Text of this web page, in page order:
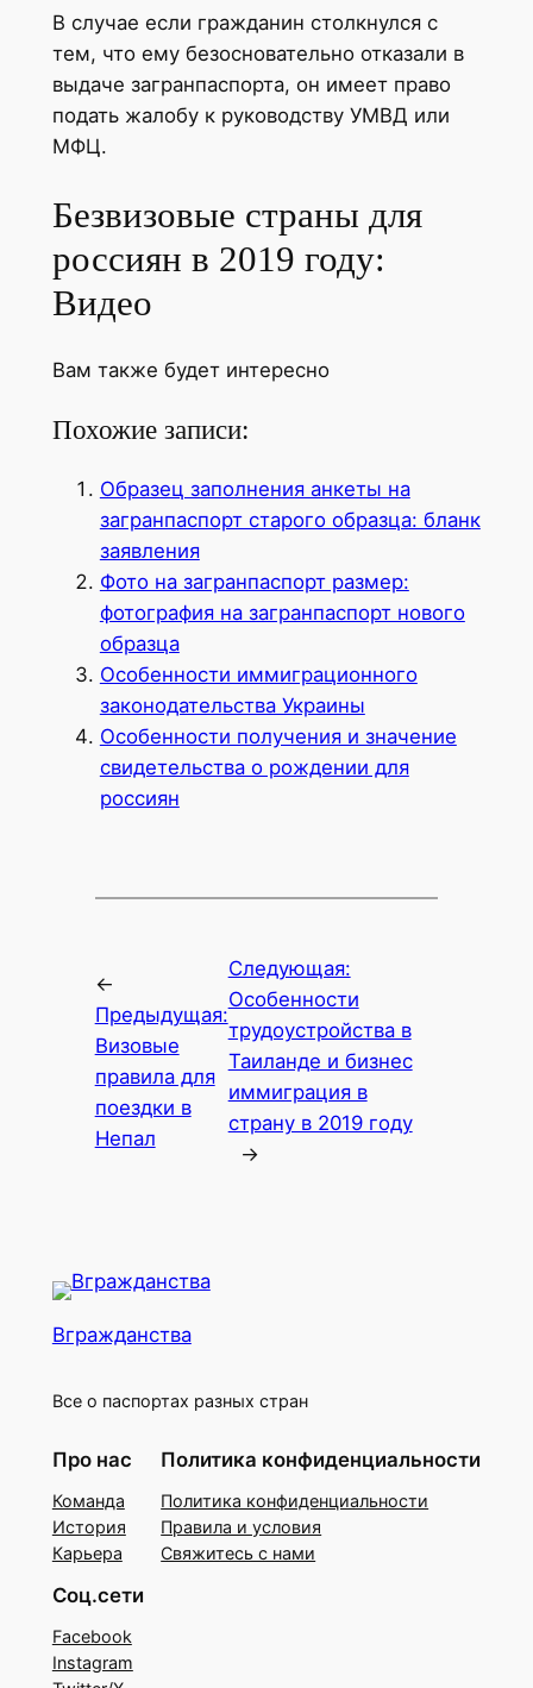
В случае если гражданин столкнулся с
тем, что ему безосновательно отказали в
выдаче загранпаспорта, он имеет право
подать жалобу к руководству УМВД или
МФЦ.
Безвизовые страны для
россиян в 2019 году:
Видео
Вам также будет интересно
Похожие записи:
Образец заполнения анкеты на
загранпаспорт старого образца: бланк
заявления
Фото на загранпаспорт размер:
фотография на загранпаспорт нового
образца
Особенности иммиграционного
законодательства Украины
Особенности получения и значение
свидетельства о рождении для
россиян
←
Предыдущая:
Визовые
правила для
поездки в
Непал
Следующая:
Особенности
трудоустройства в
Таиланде и бизнес
иммиграция в
страну в 2019 году
→
Вгражданства
Все о паспортах разных стран
Про нас
Команда
История
Карьера
Политика конфиденциальности
Политика конфиденциальности
Правила и условия
Свяжитесь с нами
Соц.сети
Facebook
Instagram